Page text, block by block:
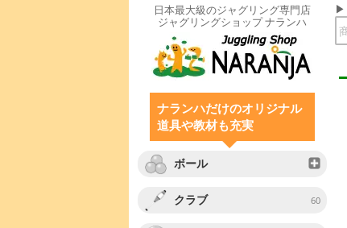
日本最大級のジャグリング専門店
ジャグリングショップ ナランハ
ナランハだけのオリジナル
道具や教材も充実
ボール
クラブ 60